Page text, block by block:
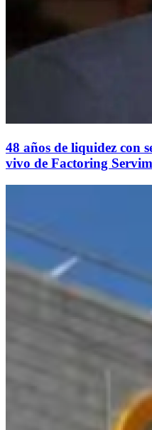
48 años de liquidez con
vivo de Factoring